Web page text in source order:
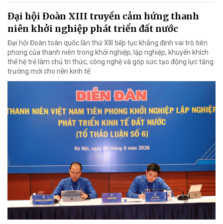
Đại hội Đoàn XIII truyền cảm hứng thanh
niên khởi nghiệp phát triển đất nước
Đại hội Đoàn toàn quốc lần thứ XIII tiếp tục khẳng định vai trò tiên
phong của thanh niên trong khởi nghiệp, lập nghiệp, khuyến khích
thế hệ trẻ làm chủ tri thức, công nghệ và góp sức tạo động lực tăng
trưởng mới cho nền kinh tế.